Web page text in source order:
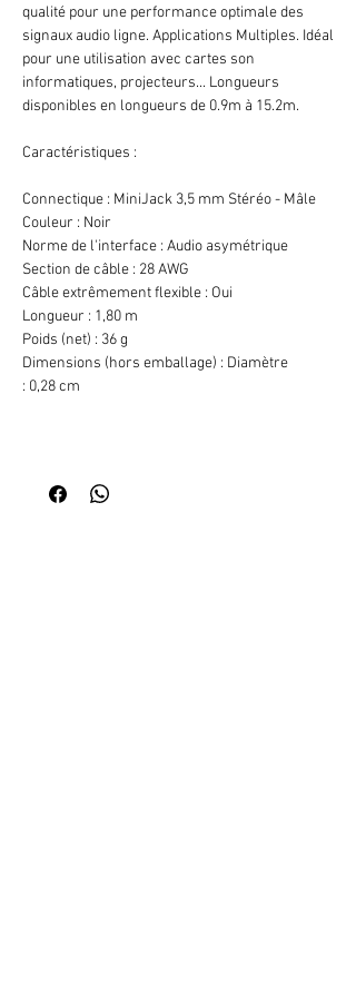
qualité pour une performance optimale des
signaux audio ligne. Applications Multiples. Idéal
pour une utilisation avec cartes son
informatiques, projecteurs... Longueurs
disponibles en longueurs de 0.9m à 15.2m.
Caractéristiques :
Connectique : MiniJack 3,5 mm Stéréo - Mâle
Couleur : Noir
Norme de l'interface : Audio asymétrique
Section de câble : 28 AWG
Câble extrêmement flexible : Oui
Longueur : 1,80 m
Poids (net) : 36 g
Dimensions (hors emballage) : Diamètre
: 0,28 cm